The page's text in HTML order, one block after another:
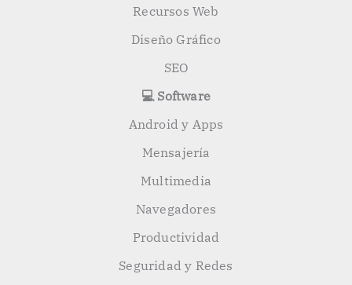
Recursos Web
Diseño Gráfico
SEO
💻 Software
Android y Apps
Mensajería
Multimedia
Navegadores
Productividad
Seguridad y Redes